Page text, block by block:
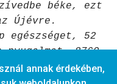
béke, ezt
Újévre.
egészséget,
52
nyugalmat,8760
boldog percet!
annak érdekében,